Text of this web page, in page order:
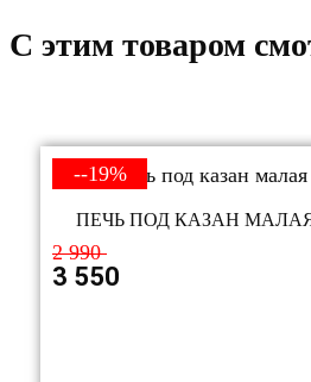
C этим товаром
--19%
ПЕЧЬ ПОД КАЗАН
2 990
3 550